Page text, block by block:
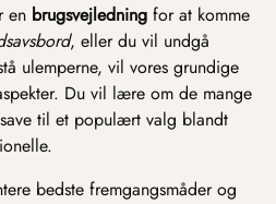
en brugsvejledning for at komme
, eller du vil undgå
ulemperne, vil vores grundige
Du vil lære om de mange
til et populært valg blandt
bedste fremgangsmåder og